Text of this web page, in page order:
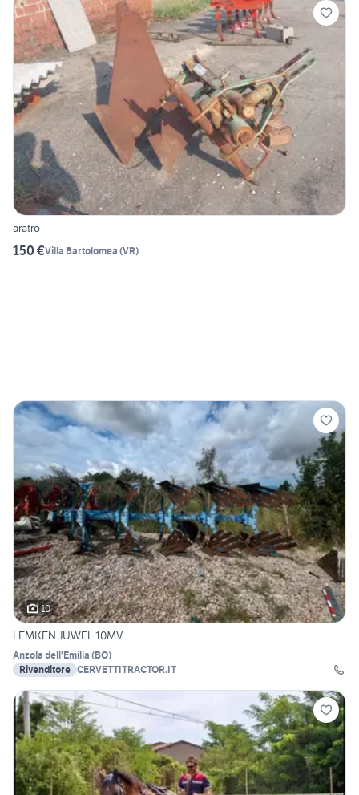
aratro
150 €Villa Bartolomea (VR)
10
LEMKEN JUWEL 10MV
Anzola dell'Emilia (BO)
Rivenditore CERVETTITRACTOR.IT